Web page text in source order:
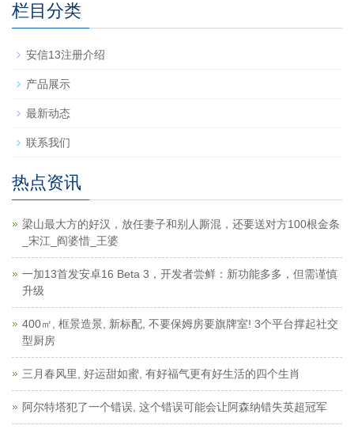
栏目分类
安信13注册介绍
产品展示
最新动态
联系我们
热点资讯
梁山最大方的好汉，放任妻子和别人厮混，还要送对方100根金条
_宋江_阎婆惜_王婆
一加13首发安卓16 Beta 3，开发者尝鲜：新功能多多，但需谨慎
升级
400㎡, 框景造景, 新标配, 不要保姆房要旗牌室! 3个平台撑起社交
型厨房
三月春风里, 好运甜如蜜, 有好福气更有好生活的四个生肖
阿尔特塔犯了一个错误, 这个错误可能会让阿森纳错失英超冠军